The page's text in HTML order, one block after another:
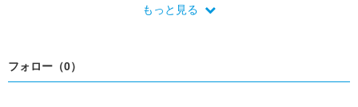
愛媛 高知
もっと見る
フォロー（0）